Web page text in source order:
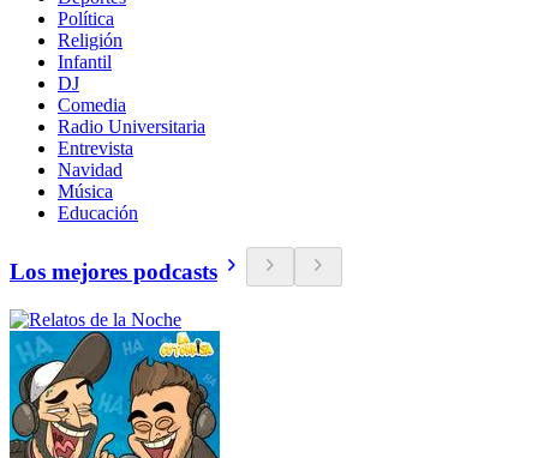
Política
Religión
Infantil
DJ
Comedia
Radio Universitaria
Entrevista
Navidad
Música
Educación
Los mejores podcasts